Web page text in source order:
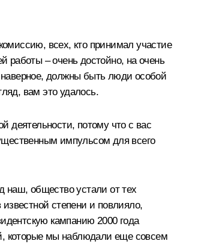
всех, кто принимал участие
работы – очень достойно, на очень
должны быть люди особой
вам это удалось.
деятельности, потому что с вас
импульсом для всего
наш, общество устали от тех
степени и повлияло,
кампанию 2000 года
которые мы наблюдали еще совсем